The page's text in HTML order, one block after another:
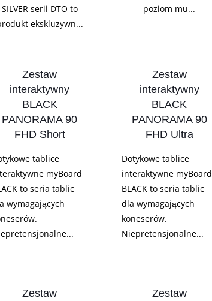
SILVER serii DTO to
ekskluzywn...
poziom mu...
Zestaw
interaktywny
BLACK
PANORAMA 90
FHD Short
tablice
myBoard
to seria tablic
wymagających
Zestaw
interaktywny
BLACK
PANORAMA 90
FHD Ultra
Dotykowe tablice
interaktywne myBoard
BLACK to seria tablic
dla wymagających
koneserów.
Niepretensjonalne...
Zestaw
Zestaw